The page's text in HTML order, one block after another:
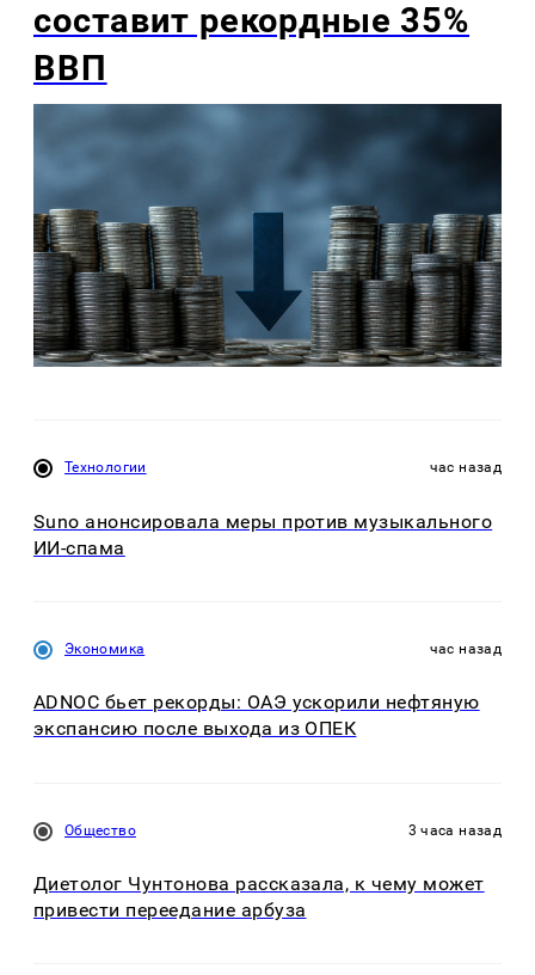
составит рекордные 35%
ВВП
Технологии час назад
Suno анонсировала меры против музыкального
ИИ-спама
Экономика час назад
ADNOC бьет рекорды: ОАЭ ускорили нефтяную
экспансию после выхода из ОПЕК
Общество 3 часа назад
Диетолог Чунтонова рассказала, к чему может
привести переедание арбуза